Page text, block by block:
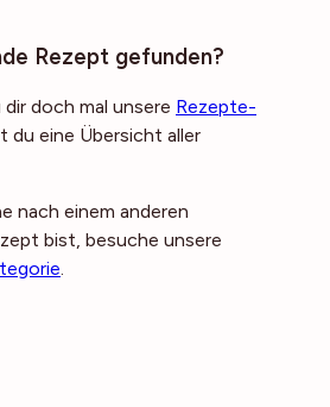
Rezept gefunden?
doch mal unsere Rezepte-
du eine Übersicht aller
nach einem anderen
bist, besuche unsere
.